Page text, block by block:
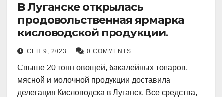
В Луганске открылась
продовольственная ярмарка
кисловодской продукции.
СЕН 9, 2023 0 COMMENTS
Свыше 20 тонн овощей, бакалейных товаров,
мясной и молочной продукции доставила
делегация Кисловодска в Луганск. Все средства,